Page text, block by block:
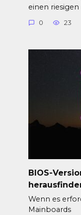
einen riesigen
0 23
BIOS-
Wenn es
Mainboards